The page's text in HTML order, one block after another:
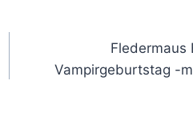
Fledermaus
Vampirgeburtstag -